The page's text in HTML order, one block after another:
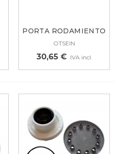
PORTA RODAMIENTO
DERECHO OTSEIN,...
OTSEIN
30,65 € IVA incl.